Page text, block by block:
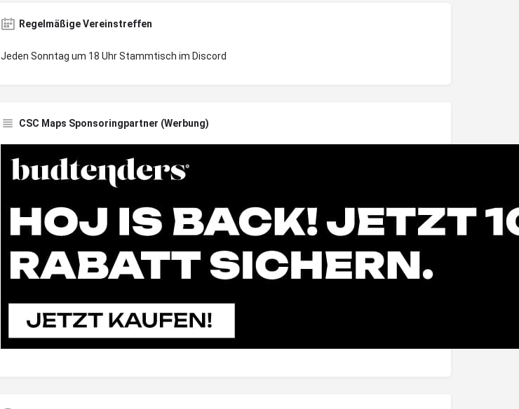
Regelmäßige Vereinstreffen
Jeden Sonntag um 18 Uhr Stammtisch im Discord
CSC Maps Sponsoringpartner (Werbung)